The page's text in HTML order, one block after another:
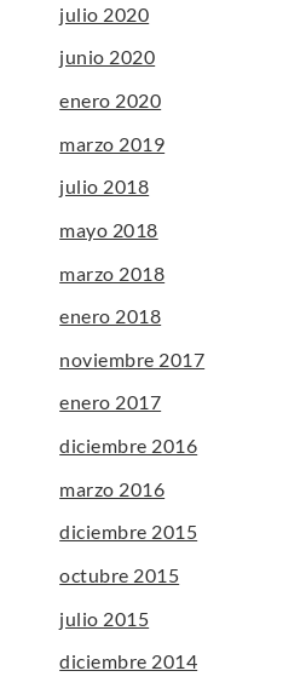
julio 2020
junio 2020
enero 2020
marzo 2019
julio 2018
mayo 2018
marzo 2018
enero 2018
noviembre 2017
enero 2017
diciembre 2016
marzo 2016
diciembre 2015
octubre 2015
julio 2015
diciembre 2014